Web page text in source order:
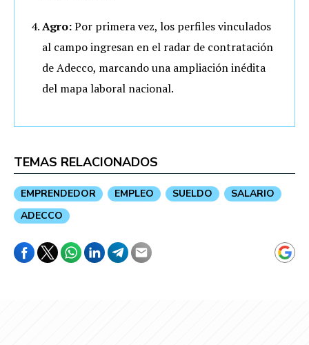
Agro:Por primera vez, los perfiles vinculados
al campo ingresan en el radar de contratación
de Adecco, marcando una ampliación inédita
del mapa laboral nacional.
TEMAS RELACIONADOS
EMPRENDEDOR EMPLEO SUELDO
SALARIO
ADECCO